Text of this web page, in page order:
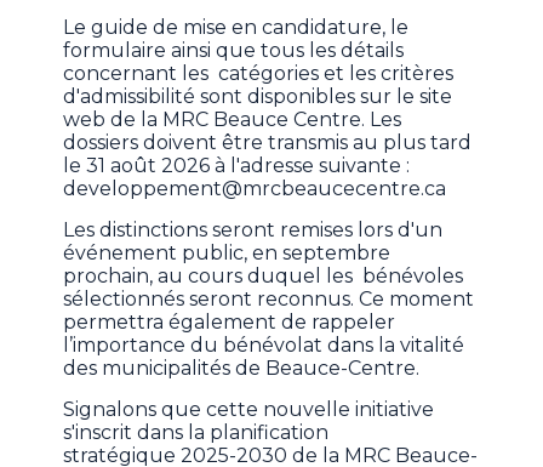
Le guide de mise en candidature, le
formulaire ainsi que tous les détails
concernant les catégories et les critères
d'admissibilité sont disponibles sur le site
web de la MRC Beauce Centre. Les
dossiers doivent être transmis au plus tard
le 31 août 2026 à l'adresse suivante :
developpement@mrcbeaucecentre.ca
Les distinctions seront remises lors d'un
événement public, en septembre
prochain, au cours duquel les bénévoles
sélectionnés seront reconnus. Ce moment
permettra également de rappeler
l’importance du bénévolat dans la vitalité
des municipalités de Beauce-Centre.
Signalons que cette nouvelle initiative
s'inscrit dans la planification
stratégique 2025-2030 de la MRC Beauce-